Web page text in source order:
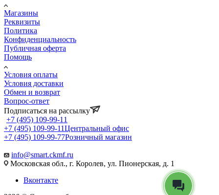
Магазины
Реквизиты
Политика
Конфиденциальность
Публичная оферта
Помощь
Условия оплаты
Условия доставки
Обмен и возврат
Вопрос-ответ
Подписаться на рассылку
+7 (495) 109-99-11
+7 (495) 109-99-11Центральный офис
+7 (495) 109-99-77Розничный магазин
info@smart.ckmf.ru
Московская обл., г. Королев, ул. Пионерская, д. 1
Вконтакте